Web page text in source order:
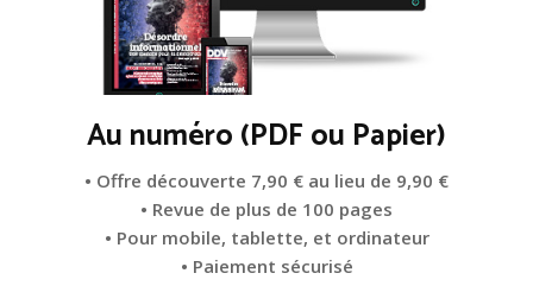
Au numéro (PDF ou Papier)
• Offre découverte 7,90 € au lieu de 9,90 €
• Revue de plus de 100 pages
• Pour mobile, tablette, et ordinateur
• Paiement sécurisé